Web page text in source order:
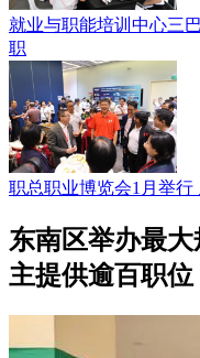
就业与职能培训中心三
职
职总职业博览会1月举行
东南区举办最
主提供逾百职位